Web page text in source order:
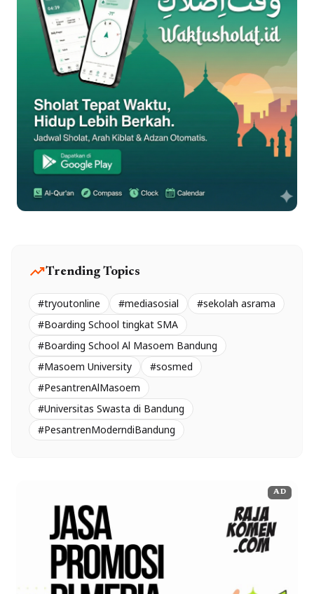
trending_upTrending Topics
#tryoutonline #mediasosial
#sekolah asrama
#Boarding School tingkat SMA
#Boarding School Al Masoem Bandung
#Masoem University
#sosmed
#PesantrenAlMasoem
#Universitas Swasta di Bandung
#PesantrenModerndiBandung
AD